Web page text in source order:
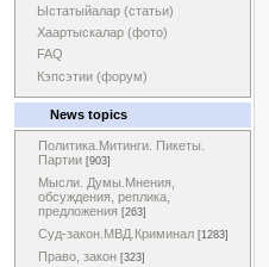
Ыстатыйалар (статьи)
Хаартыскалар (фото)
FAQ
Кэпсэтии (форум)
News topics
Политика.Митинги. Пикеты.
Партии [903]
Мысли. Думы.Мнения,
обсуждения, реплика,
предложения [263]
Суд-закон.МВД.Криминал [1283]
Право, закон [323]